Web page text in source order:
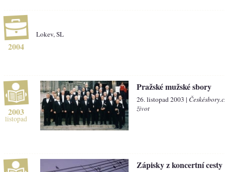
2004
Lokev, SL
2003
listopad
Pražské mužské sbory
26. listopad 2003 |
život
Zápisky z koncertní cesty